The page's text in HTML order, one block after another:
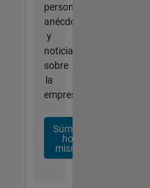
personalizadas,
anécdotas
y
noticias
sobre
la
empresa.
Súmese
hoy
mismo